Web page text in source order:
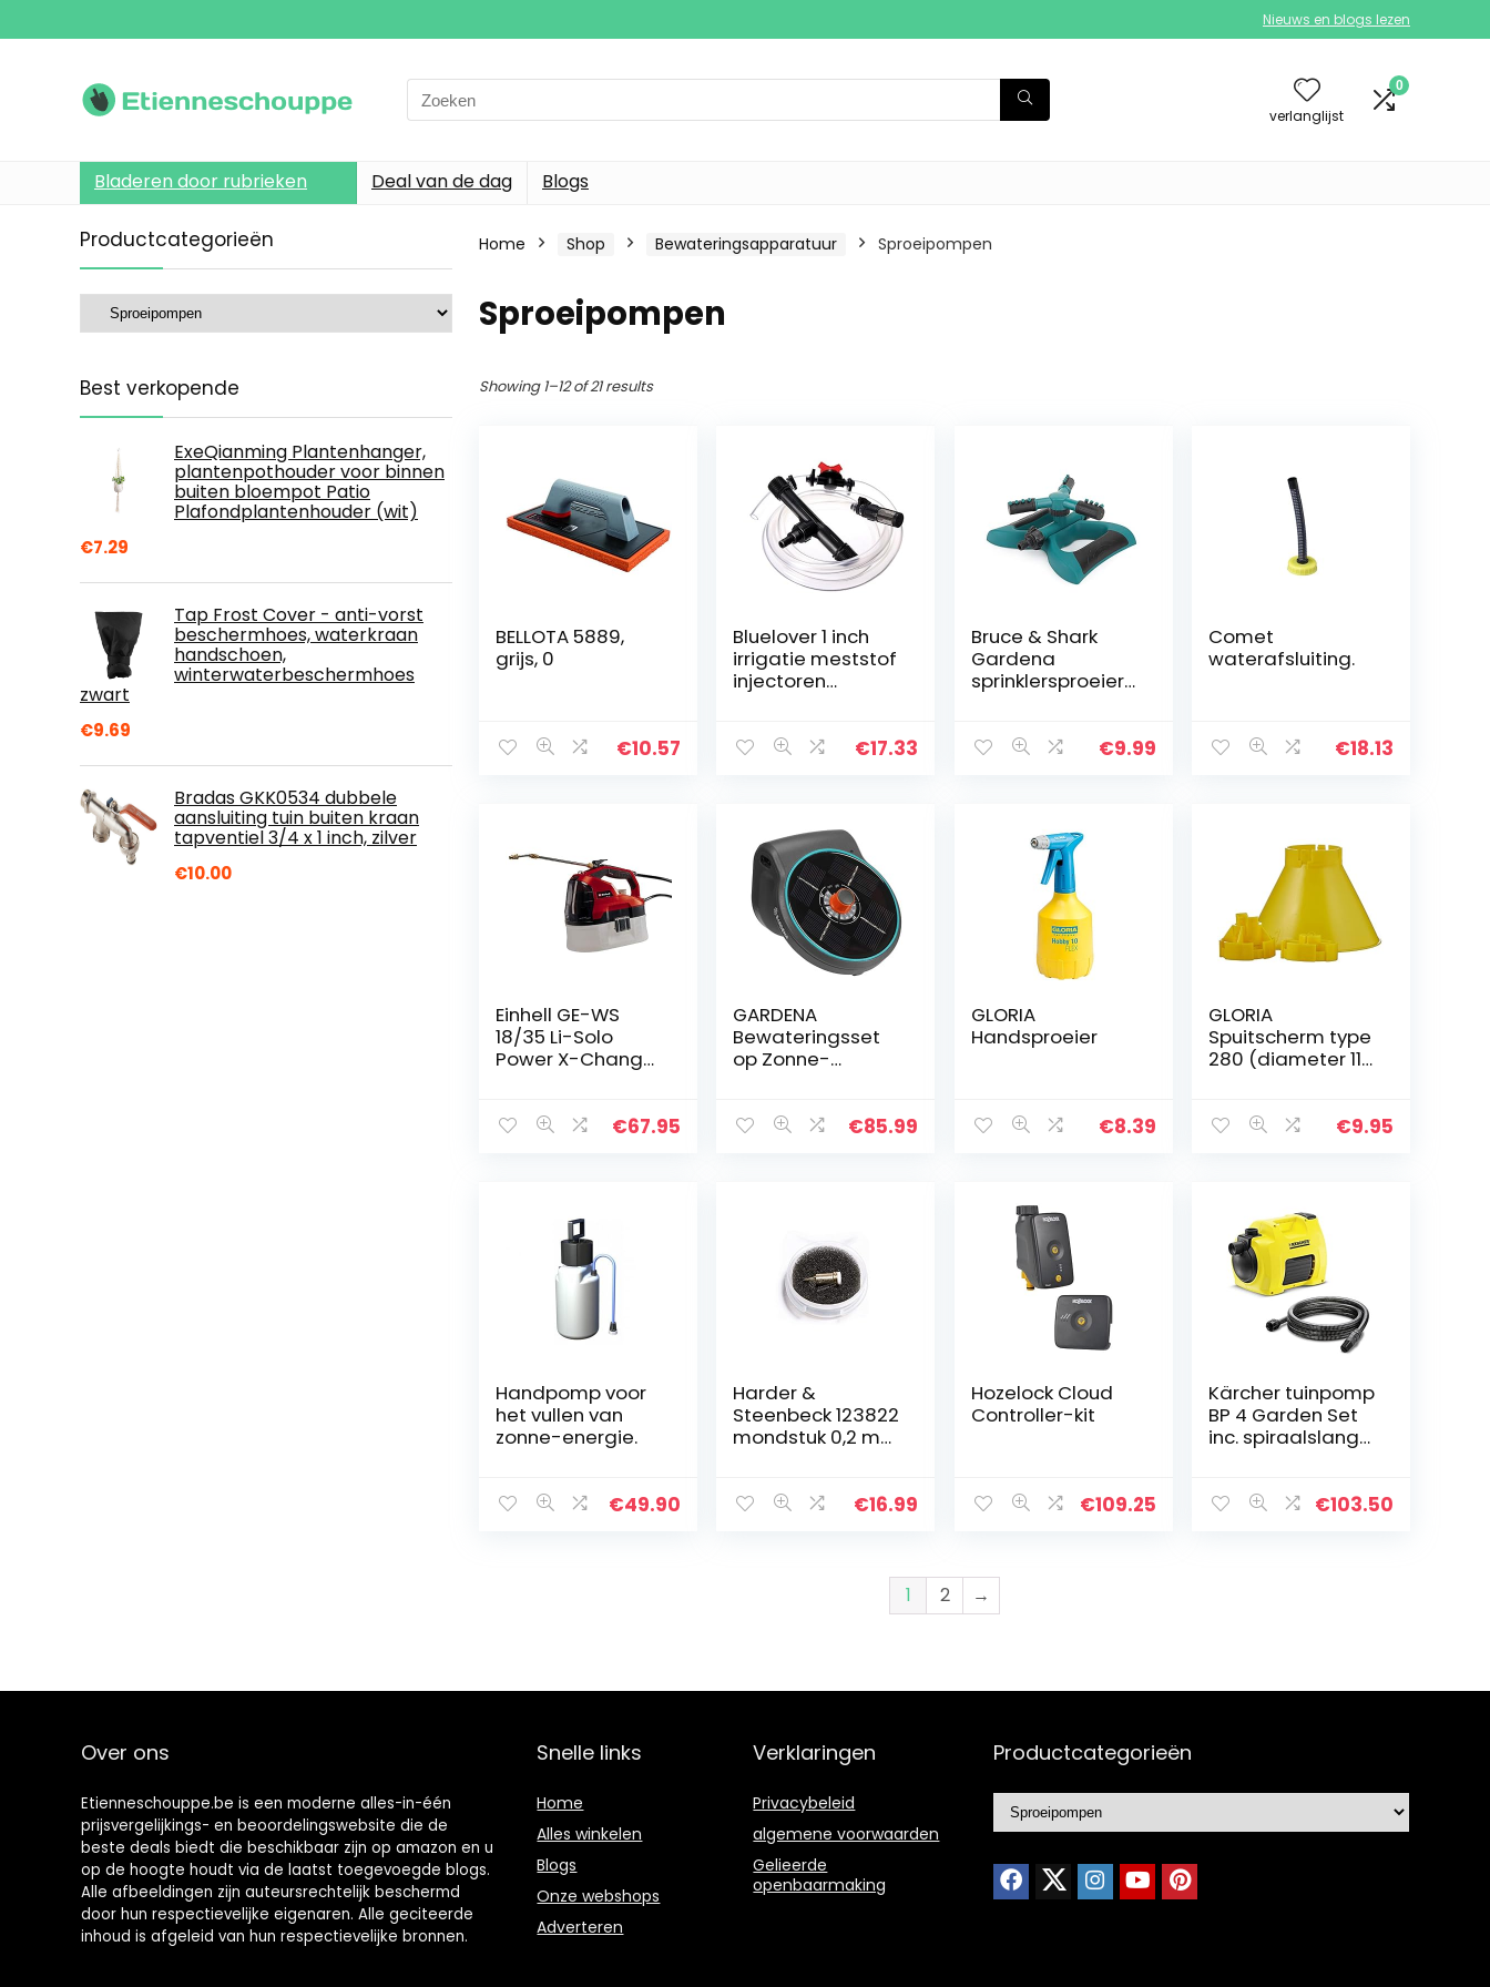
Nieuws en blogs lezen
Search
for:
verlanglijst
0
Bladeren door rubrieken Deal van de dag Blogs
Productcategorieën
Best verkopende
ExeQianming Plantenhanger,
plantenpothouder voor binnen
buiten bloempot Patio
Plafondplantenhouder (wit)
€7.29
Tap Frost Cover - anti-vorst
beschermhoes, waterkraan
handschoen,
winterwaterbeschermhoes
zwart
€9.69
Bradas GKK0534 dubbele
aansluiting tuin buiten kraan
tapventiel 3/4 x 1 inch, zilver
€10.00
Home Shop Bewateringsapparatuur Sproeipompen
Sproeipompen
Showing 1–12 of 21 results
BELLOTA 5889,
grijs, 0
€10.57
Bluelover 1 inch
irrigatie meststof
injectoren
€17.33
Bruce & Shark
Gardena
sprinklersproeier
€9.99
Comet
waterafsluiting.
€18.13
Einhell GE-WS
18/35 Li-Solo
Power X-Change
pomp voor
€67.95
GARDENA
Bewateringsset
op Zonne-
Bewateringssyste
€85.99
GLORIA
Handsproeier
€8.39
GLORIA
Spuitscherm type
280 (diameter 110
€9.95
Handpomp voor
het vullen van
zonne-energie.
€49.90
Harder &
Steenbeck 123822
mondstuk 0,2 mm
€16.99
Hozelock Cloud
Controller-kit
€109.25
Kärcher tuinpomp
BP 4 Garden Set
inc. spiraalslang
4000 l/u, max.
€103.50
1 2 →
Over ons
Etienneschouppe.be is een moderne alles-in-één
prijsvergelijkings- en beoordelingswebsite die de
beste deals biedt die beschikbaar zijn op amazon en u
op de hoogte houdt via de laatst toegevoegde blogs.
Alle afbeeldingen zijn auteursrechtelijk beschermd
door hun respectievelijke eigenaren. Alle geciteerde
inhoud is afgeleid van hun respectievelijke bronnen.
Snelle links
Home
Alles winkelen
Blogs
Onze webshops
Adverteren
Verklaringen
Privacybeleid
algemene voorwaarden
Gelieerde
openbaarmaking
Productcategorieën